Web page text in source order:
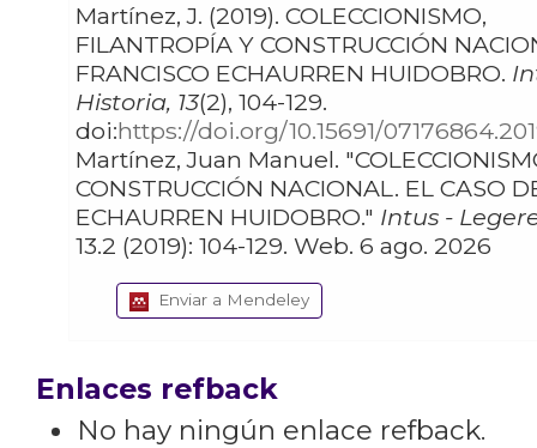
Martínez, J. (2019). COLECCIONISMO,
FILANTROPÍA Y CONSTRUCCIÓN
FRANCISCO ECHAURREN HUIDOBRO.
Historia, 13(2), 104-129.
doi:https://doi.org/10.15691/
Martínez, Juan Manuel. "COLECCIONISMO, FILANTROPÍA Y
CONSTRUCCIÓN NACIONAL. EL CASO
ECHAURREN HUIDOBRO." Intus -
13.2 (2019): 104-129. Web. 6 ago. 2026
Enviar a Mendeley
Enlaces refback
No hay ningún enlace refback.